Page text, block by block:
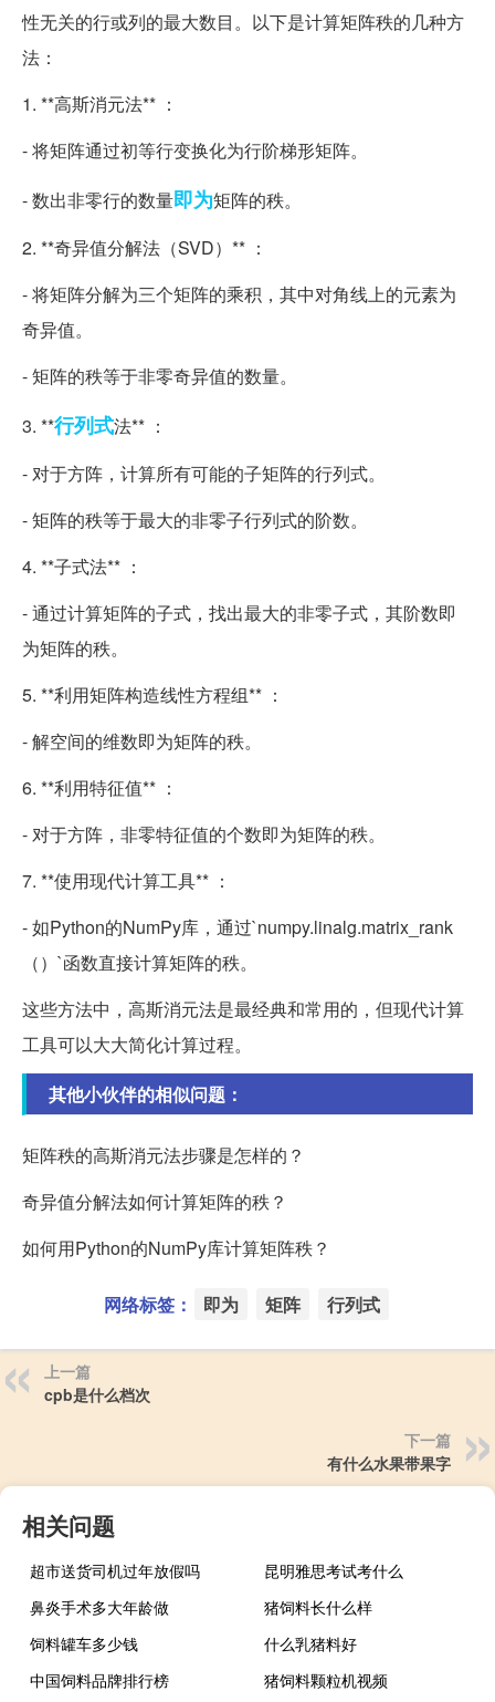
性无关的行或列的最大数目。以下是计算矩阵秩的几种方
法：
1. **高斯消元法** ：
- 将矩阵通过初等行变换化为行阶梯形矩阵。
- 数出非零行的数量即为矩阵的秩。
2. **奇异值分解法（SVD）** ：
- 将矩阵分解为三个矩阵的乘积，其中对角线上的元素为
奇异值。
- 矩阵的秩等于非零奇异值的数量。
3. **行列式法** ：
- 对于方阵，计算所有可能的子矩阵的行列式。
- 矩阵的秩等于最大的非零子行列式的阶数。
4. **子式法** ：
- 通过计算矩阵的子式，找出最大的非零子式，其阶数即
为矩阵的秩。
5. **利用矩阵构造线性方程组** ：
- 解空间的维数即为矩阵的秩。
6. **利用特征值** ：
- 对于方阵，非零特征值的个数即为矩阵的秩。
7. **使用现代计算工具** ：
- 如Python的NumPy库，通过`numpy.linalg.matrix_rank
（）`函数直接计算矩阵的秩。
这些方法中，高斯消元法是最经典和常用的，但现代计算
工具可以大大简化计算过程。
其他小伙伴的相似问题：
矩阵秩的高斯消元法步骤是怎样的？
奇异值分解法如何计算矩阵的秩？
如何用Python的NumPy库计算矩阵秩？
网络标签： 即为 矩阵 行列式
上一篇
cpb是什么档次
下一篇
有什么水果带果字
相关问题
超市送货司机过年放假吗
昆明雅思考试考什么
鼻炎手术多大年龄做
猪饲料长什么样
饲料罐车多少钱
什么乳猪料好
中国饲料品牌排行榜
猪饲料颗粒机视频